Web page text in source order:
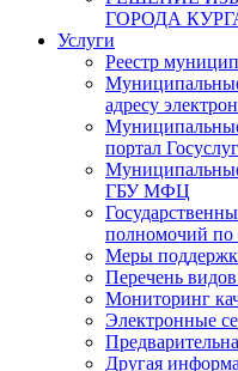
ГОРОДА
Услуги
Реестр
адресу
Муниципальные
портал Госуслуг
Муниципальные
ГБУ МФЦ
полномочий по
Меры
Перечень
Мониторинг
Электронные
Другая